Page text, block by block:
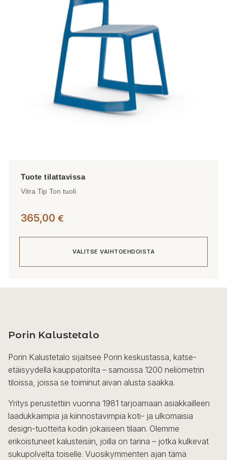
Vitra Tip Ton tuoli
365,00 €
VALITSE VAIHTOEHDOISTA
muunnelma.
tehdä
valinnat
tuotteen
sivulla.
Porin Kalustetalo
Porin Kalustetalo sijaitsee Porin keskustassa, katse-
etäisyydellä kauppatorilta – samoissa 1200 neliömetrin
tiloissa, joissa se toiminut aivan alusta saakka.
Yritys perustettiin vuonna 1981 tarjoamaan asiakkailleen
laadukkaimpia ja kiinnostavimpia koti- ja ulkomaisia
design-tuotteita kodin jokaiseen tilaan. Olemme
erikoistuneet kalusteisiin, joilla on tarina – jotka kulkevat
sukupolvelta toiselle. Vuosikymmenten ajan tämä